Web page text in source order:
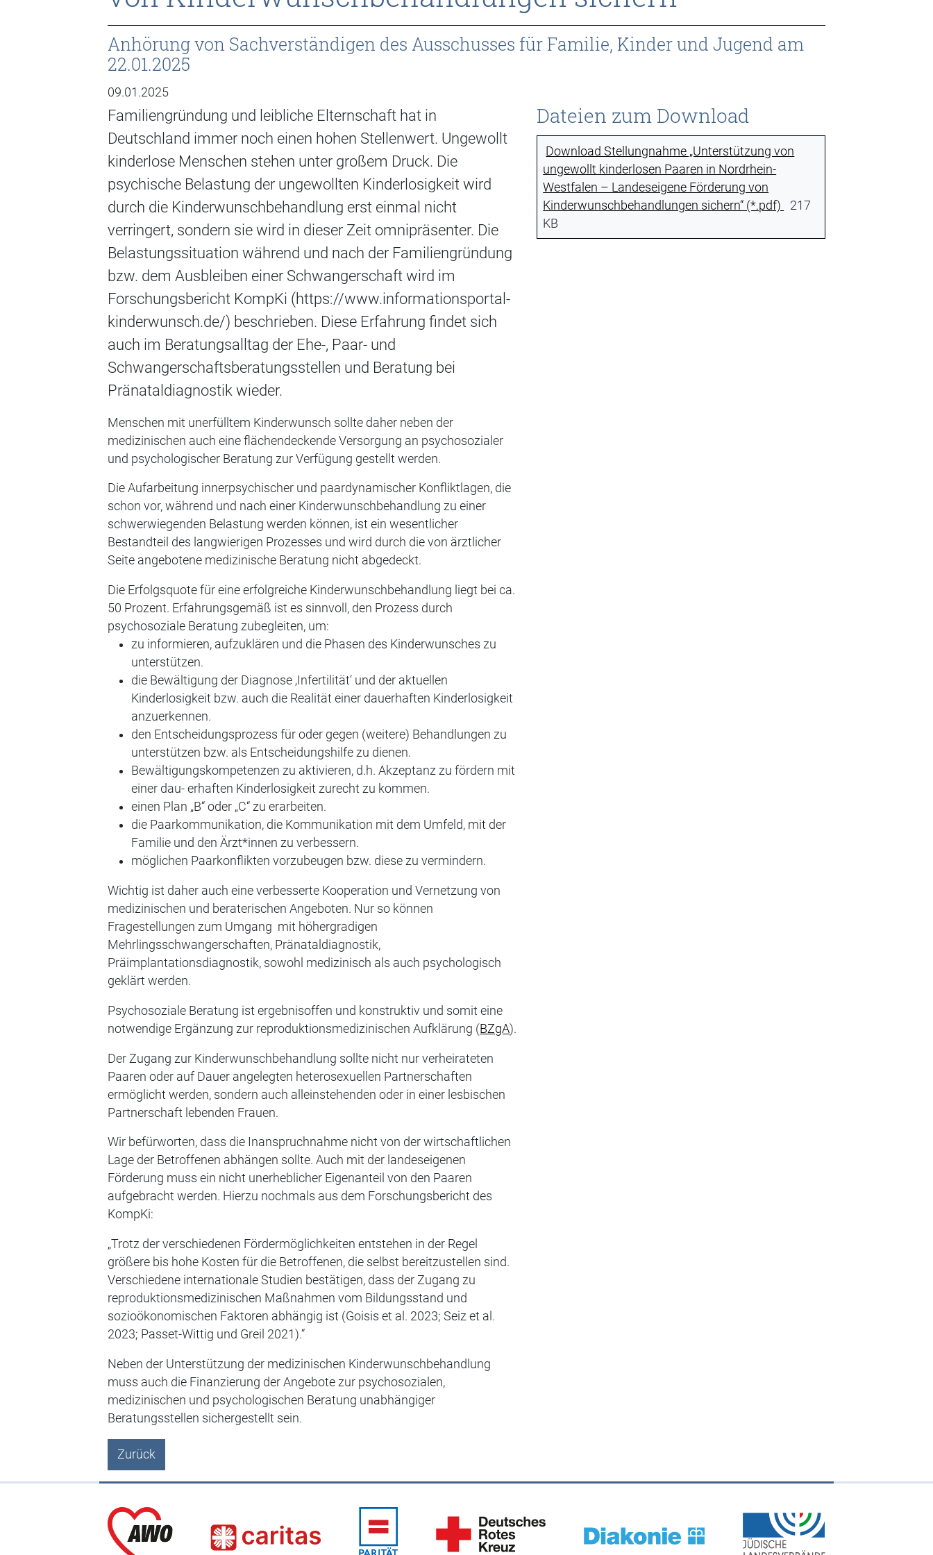
Anhörung von Sachverständigen des Ausschusses für Familie, Kinder und Jugend am
22.01.2025
09.01.2025
Familiengründung und leibliche Elternschaft hat in
Deutschland immer noch einen hohen Stellenwert. Ungewollt
kinderlose Menschen stehen unter großem Druck. Die
psychische Belastung der ungewollten Kinderlosigkeit wird
durch die Kinderwunschbehandlung erst einmal nicht
verringert, sondern sie wird in dieser Zeit omnipräsenter. Die
Belastungssituation während und nach der Familiengründung
bzw. dem Ausbleiben einer Schwangerschaft wird im
Forschungsbericht KompKi (https://www.informationsportal-
kinderwunsch.de/) beschrieben. Diese Erfahrung findet sich
auch im Beratungsalltag der Ehe-, Paar- und
Schwangerschaftsberatungsstellen und Beratung bei
Pränataldiagnostik wieder.
Menschen mit unerfülltem Kinderwunsch sollte daher neben der
medizinischen auch eine flächendeckende Versorgung an psychosozialer
und psychologischer Beratung zur Verfügung gestellt werden.
Die Aufarbeitung innerpsychischer und paardynamischer Konfliktlagen, die
schon vor, während und nach einer Kinderwunschbehandlung zu einer
schwerwiegenden Belastung werden können, ist ein wesentlicher
Bestandteil des langwierigen Prozesses und wird durch die von ärztlicher
Seite angebotene medizinische Beratung nicht abgedeckt.
Die Erfolgsquote für eine erfolgreiche Kinderwunschbehandlung liegt bei ca.
50 Prozent. Erfahrungsgemäß ist es sinnvoll, den Prozess durch
psychosoziale Beratung zubegleiten, um:
zu informieren, aufzuklären und die Phasen des Kinderwunsches zu
unterstützen.
die Bewältigung der Diagnose ‚Infertilität‘ und der aktuellen
Kinderlosigkeit bzw. auch die Realität einer dauerhaften Kinderlosigkeit
anzuerkennen.
den Entscheidungsprozess für oder gegen (weitere) Behandlungen zu
unterstützen bzw. als Entscheidungshilfe zu dienen.
Bewältigungskompetenzen zu aktivieren, d.h. Akzeptanz zu fördern mit
einer dau- erhaften Kinderlosigkeit zurecht zu kommen.
einen Plan „B“ oder „C“ zu erarbeiten.
die Paarkommunikation, die Kommunikation mit dem Umfeld, mit der
Familie und den Ärzt*innen zu verbessern.
möglichen Paarkonflikten vorzubeugen bzw. diese zu vermindern.
Wichtig ist daher auch eine verbesserte Kooperation und Vernetzung von
medizinischen und beraterischen Angeboten. Nur so können
Fragestellungen zum Umgang mit höhergradigen
Mehrlingsschwangerschaften, Pränataldiagnostik,
Präimplantationsdiagnostik, sowohl medizinisch als auch psychologisch
geklärt werden.
Psychosoziale Beratung ist ergebnisoffen und konstruktiv und somit eine
notwendige Ergänzung zur reproduktionsmedizinischen Aufklärung (BZgA).
Der Zugang zur Kinderwunschbehandlung sollte nicht nur verheirateten
Paaren oder auf Dauer angelegten heterosexuellen Partnerschaften
ermöglicht werden, sondern auch alleinstehenden oder in einer lesbischen
Partnerschaft lebenden Frauen.
Wir befürworten, dass die Inanspruchnahme nicht von der wirtschaftlichen
Lage der Betroffenen abhängen sollte. Auch mit der landeseigenen
Förderung muss ein nicht unerheblicher Eigenanteil von den Paaren
aufgebracht werden. Hierzu nochmals aus dem Forschungsbericht des
KompKi:
„Trotz der verschiedenen Fördermöglichkeiten entstehen in der Regel
größere bis hohe Kosten für die Betroffenen, die selbst bereitzustellen sind.
Verschiedene internationale Studien bestätigen, dass der Zugang zu
reproduktionsmedizinischen Maßnahmen vom Bildungsstand und
sozioökonomischen Faktoren abhängig ist (Goisis et al. 2023; Seiz et al.
2023; Passet-Wittig und Greil 2021).“
Neben der Unterstützung der medizinischen Kinderwunschbehandlung
muss auch die Finanzierung der Angebote zur psychosozialen,
medizinischen und psychologischen Beratung unabhängiger
Beratungsstellen sichergestellt sein.
Zurück
Dateien zum Download
Download Stellungnahme „Unterstützung von
ungewollt kinderlosen Paaren in Nordrhein-
Westfalen – Landeseigene Förderung von
Kinderwunschbehandlungen sichern“ (*.pdf)
217
KB